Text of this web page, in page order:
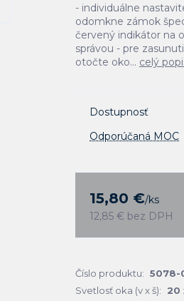
- individuálne
odomkne zámok
červený indikátor na
správou - pre
otočte oko... celý
Dostupnosť
Odporúčaná MOC
15,80 €/ks
12,85 € bez DPH
Číslo produktu: 5078-
Svetlosť oka (v x š):
20